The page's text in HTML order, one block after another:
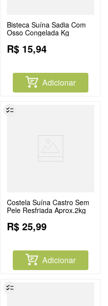
Bisteca Suína Sadia Com
Osso Congelada Kg
R$ 15,94
Adicionar
Costela Suína Castro Sem
Pele Resfriada Aprox.2kg
R$ 25,99
Adicionar